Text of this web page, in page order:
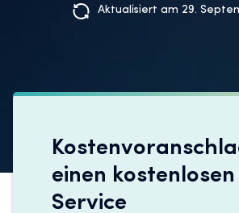
Aktualisiert am 29.
einen kostenlosen
Service